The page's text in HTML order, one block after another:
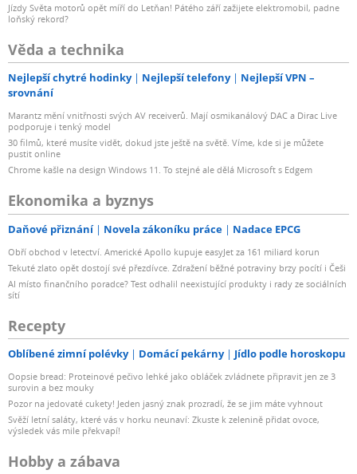
Jízdy Světa motorů opět míří do Letňan! Pátého září zažijete elektromobil, padne
loňský rekord?
Věda a technika
Nejlepší chytré hodinky Nejlepší telefony
Nejlepší VPN –
srovnání
Marantz mění vnitřnosti svých AV receiverů. Mají osmikanálový DAC a Dirac Live
podporuje i tenký model
30 filmů, které musíte vidět, dokud jste ještě na světě. Víme, kde si je můžete
pustit online
Chrome kašle na design Windows 11. To stejné ale dělá Microsoft s Edgem
Ekonomika a byznys
Daňové přiznání Novela zákoníku práce Nadace EPCG
Obří obchod v letectví. Americké Apollo kupuje easyJet za 161 miliard korun
Tekuté zlato opět dostojí své přezdívce. Zdražení běžné potraviny brzy pocítí i Češi
AI místo finančního poradce? Test odhalil neexistující produkty i rady ze sociálních
sítí
Recepty
Oblíbené zimní polévky Domácí pekárny Jídlo podle horoskopu
Oopsie bread: Proteinové pečivo lehké jako obláček zvládnete připravit jen ze 3
surovin a bez mouky
Pozor na jedovaté cukety! Jeden jasný znak prozradí, že se jim máte vyhnout
Svěží letní saláty, které vás v horku neunaví: Zkuste k zelenině přidat ovoce,
výsledek vás mile překvapí!
Hobby a zábava